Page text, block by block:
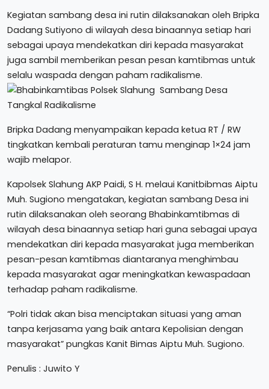
Kegiatan sambang desa ini rutin dilaksanakan oleh Bripka
Dadang Sutiyono di wilayah desa binaannya setiap hari
sebagai upaya mendekatkan diri kepada masyarakat
juga sambil memberikan pesan pesan kamtibmas untuk
selalu waspada dengan paham radikalisme.
Bripka Dadang menyampaikan kepada ketua RT / RW
tingkatkan kembali peraturan tamu menginap 1×24 jam
wajib melapor.
Kapolsek Slahung AKP Paidi, S H. melaui Kanitbibmas Aiptu
Muh. Sugiono mengatakan, kegiatan sambang Desa ini
rutin dilaksanakan oleh seorang Bhabinkamtibmas di
wilayah desa binaannya setiap hari guna sebagai upaya
mendekatkan diri kepada masyarakat juga memberikan
pesan-pesan kamtibmas diantaranya menghimbau
kepada masyarakat agar meningkatkan kewaspadaan
terhadap paham radikalisme.
“Polri tidak akan bisa menciptakan situasi yang aman
tanpa kerjasama yang baik antara Kepolisian dengan
masyarakat” pungkas Kanit Bimas Aiptu Muh. Sugiono.
Penulis : Juwito Y